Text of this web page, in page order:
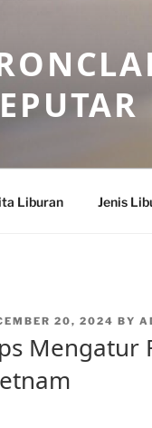
Liburan Jenis
20, 2024 BY
Mengatur